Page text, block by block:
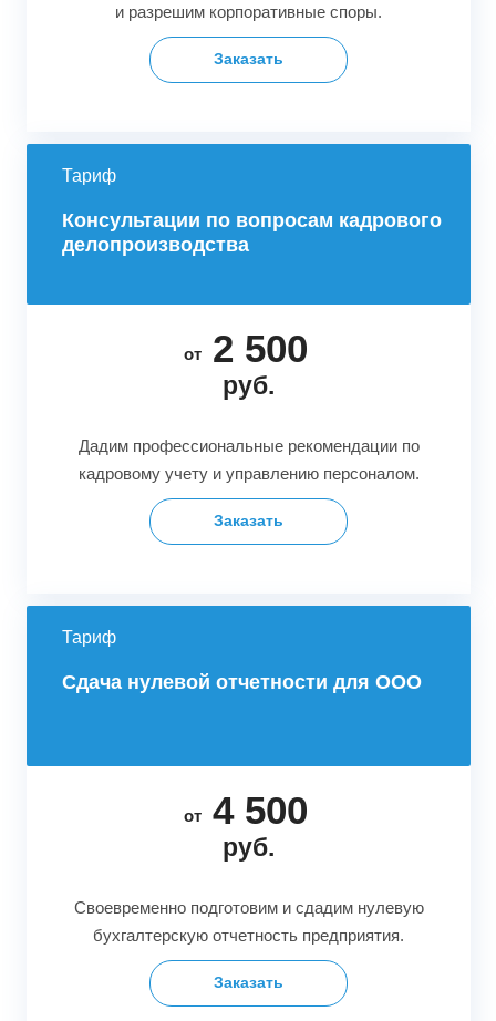
и разрешим корпоративные споры.
Заказать
Тариф
Консультации по вопросам кадрового
делопроизводства
от 2 500
руб.
Дадим профессиональные рекомендации по
кадровому учету и управлению персоналом.
Заказать
Тариф
Сдача нулевой отчетности для ООО
от 4 500
руб.
Своевременно подготовим и сдадим нулевую
бухгалтерскую отчетность предприятия.
Заказать